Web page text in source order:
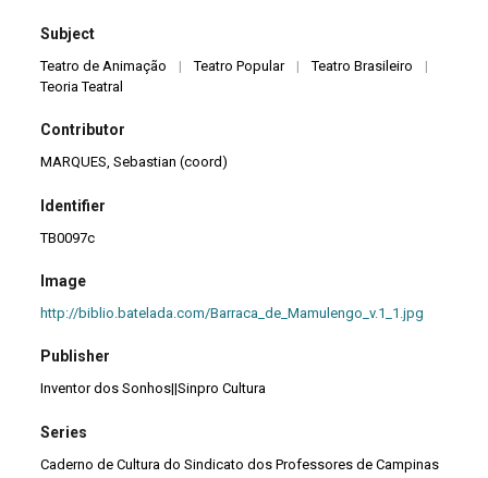
Subject
Teatro de Animação | Teatro Popular | Teatro Brasileiro
|
Teoria Teatral
Contributor
MARQUES, Sebastian (coord)
Identifier
TB0097c
Image
http://biblio.batelada.com/Barraca_de_Mamulengo_v.1_1.jpg
Publisher
Inventor dos Sonhos||Sinpro Cultura
Series
Caderno de Cultura do Sindicato dos Professores de Campinas